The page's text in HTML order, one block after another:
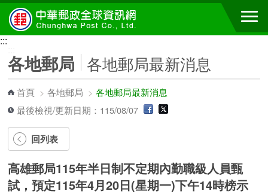
跳到主要內容區塊
:::
各地郵局 各地郵局最新消息
首頁 >各地郵局 >各地郵局最新消息
最後檢視/更新日期：115/08/07
回列表
高雄郵局115年半日制不定期內勤職級人員甄
試，預定115年4月20日(星期一)下午14時榜示